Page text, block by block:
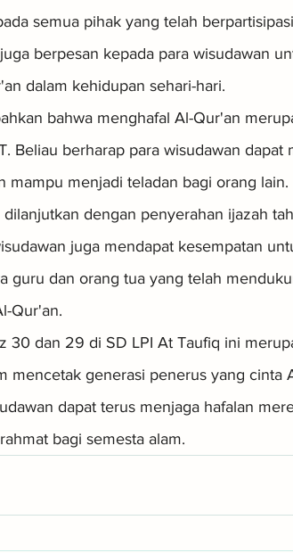
semua pihak yang telah
berpesan kepada para wisudawan
dalam kehidupan sehari-hari.
bahwa menghafal Al-Qur'an
Beliau berharap para wisudawan
mampu menjadi teladan bagi orang lain.
dengan penyerahan ijazah
juga mendapat kesempatan
guru dan orang tua yang telah
Qur'an.
30 dan 29 di SD LPI At Taufiq ini
mencetak generasi penerus yang cinta
dapat terus menjaga hafalan
bagi semesta alam.